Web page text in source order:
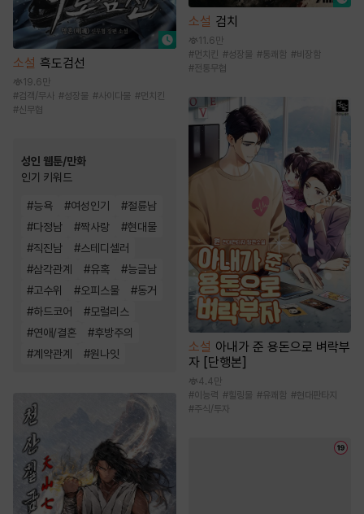
소설 흑도검선
19.6만
#검객/무사 #성장물 #사이다물 #먼치킨
#신무협
성인 웹툰/만화
인기 키워드
#능욕 #여성인기 #절륜남
#다정남 #짝사랑 #현대물
#직진남 #스테디셀러
#삼각관계 #유혹 #능글남
#고수위 #오피스물 #동거
#하드코어 #모럴리스
#연애/결혼 #후방주의
#계약관계 #원나잇
소설 검치
11.6만
#먼치킨 #성장물 #통쾌함 #비장함
#전통무협
소설 아내가 준 용돈으로 벼락부
자 [단행본]
4.4만
#이능력 #힐링물 #유쾌함 #현대판타지
#주식/투자